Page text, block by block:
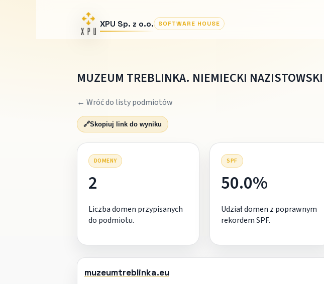
XPU Sp. z o.o. SOFTWARE HOUSE
MUZEUM TREBLINKA. NIEMIECKI
← Wróć do listy podmiotów
🔗Skopiuj link do wyniku
DOMENY
2
Liczba domen przypisanych
do podmiotu.
SPF
50.0%
Udział domen z poprawnym
rekordem SPF.
muzeumtreblinka.eu